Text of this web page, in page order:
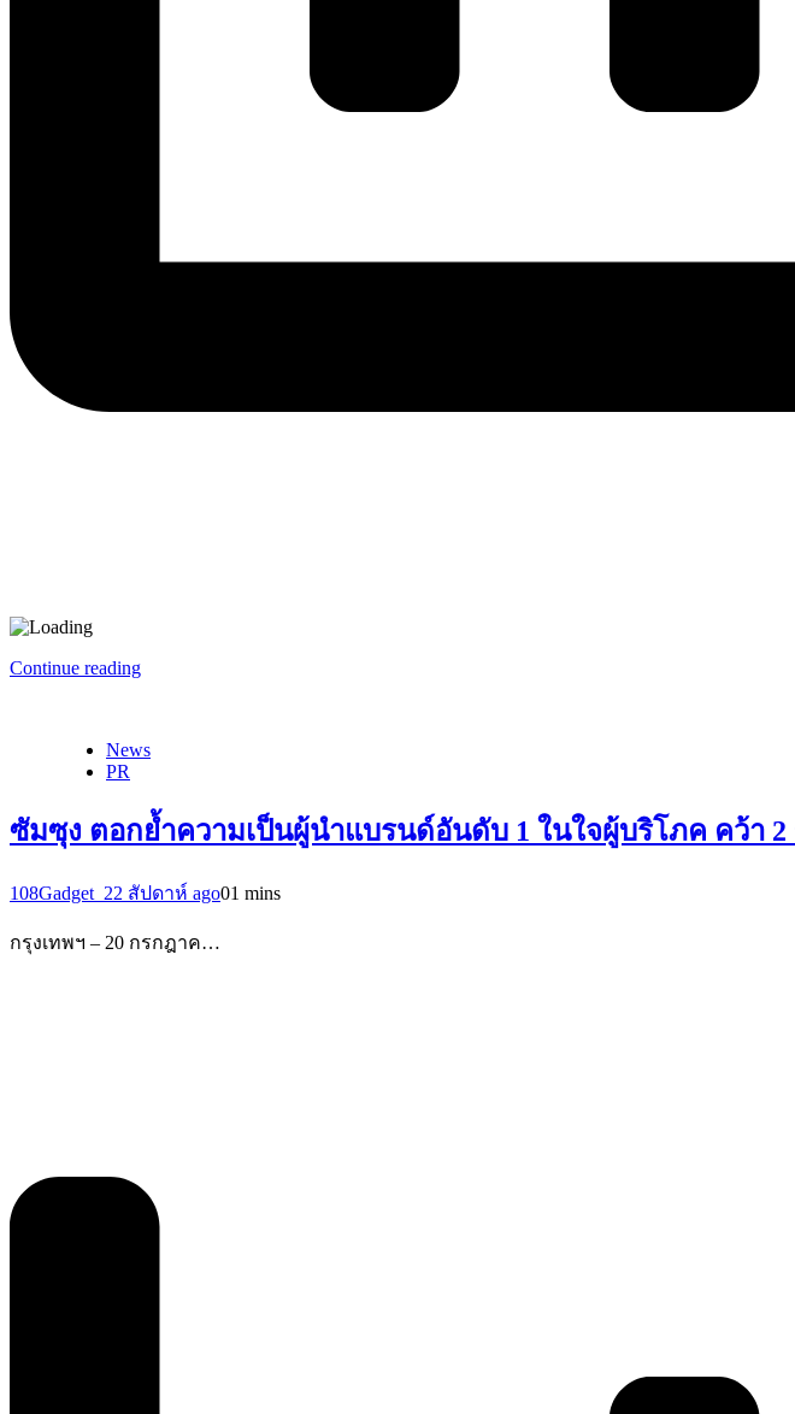
Continue reading
News
PR
ซัมซุง ตอกย้ำความเป็นผู้นำแบรนด์อันดับ 1 ในใจผู้บริโภค คว้า
108Gadget_22 สัปดาห์ ago01 mins
กรุงเทพฯ – 20 กรกฎาค…